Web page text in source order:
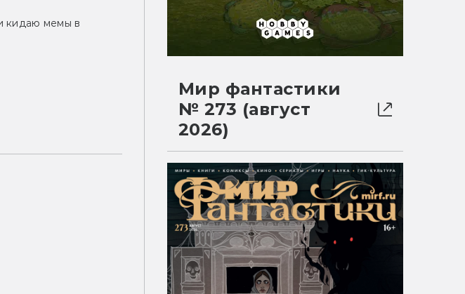
кидаю мемы в
Мир фантастики
№ 273 (август
2026)